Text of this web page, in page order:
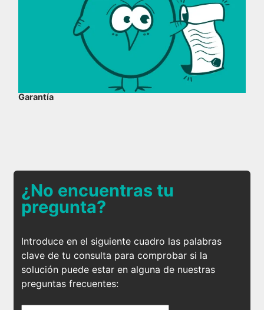
Garantía
¿No encuentras tu
pregunta?
Introduce en el siguiente cuadro las palabras
clave de tu consulta para comprobar si la
solución puede estar en alguna de nuestras
preguntas frecuentes: